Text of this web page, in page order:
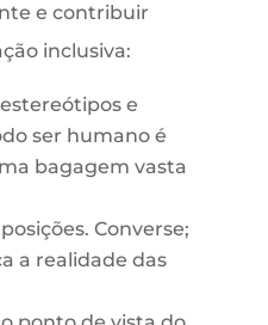
e contribuir
inclusiva:
e
ser humano é
bagagem vasta
Converse;
a realidade das